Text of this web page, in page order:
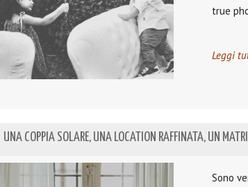
true
Leggi
UNA COPPIA SOLARE, UNA LOCATION RAFFINATA, UN
Sono